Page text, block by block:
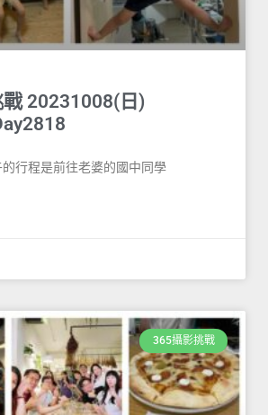
20231008(日)
行程是前往老婆的國中同學
365攝影挑戰